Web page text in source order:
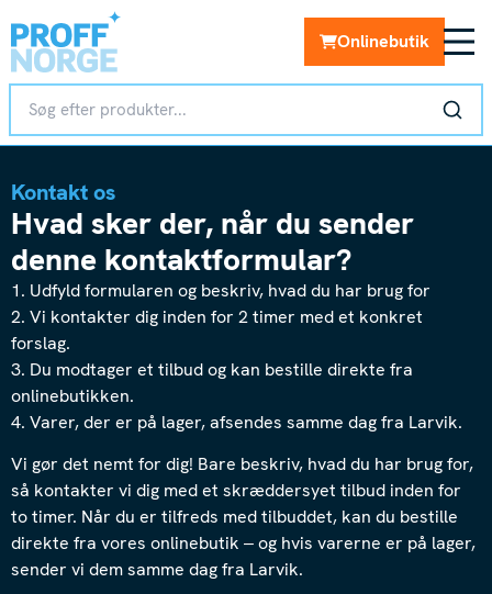
Onlinebutik
Kontakt os
Hvad sker der, når du sender
denne kontaktformular?
1. Udfyld formularen og beskriv, hvad du har brug for
2. Vi kontakter dig inden for 2 timer med et konkret
forslag.
3. Du modtager et tilbud og kan bestille direkte fra
onlinebutikken.
4. Varer, der er på lager, afsendes samme dag fra Larvik.
Vi gør det nemt for dig! Bare beskriv, hvad du har brug for,
så kontakter vi dig med et skræddersyet tilbud inden for
to timer. Når du er tilfreds med tilbuddet, kan du bestille
direkte fra vores onlinebutik – og hvis varerne er på lager,
sender vi dem samme dag fra Larvik.